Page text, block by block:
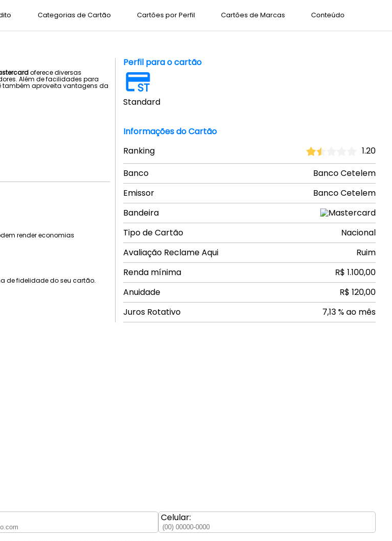
Categorias de Cartão Cartões por Perfil Cartões de Marcas Conteúdo
oferece diversas
Além de facilidades para
também aproveita vantagens da
render economias
de fidelidade do seu cartão.
Perfil para o cartão
ST
Standard
Informações do Cartão
Ranking
1.20
Banco
Banco Cetelem
Emissor
Banco Cetelem
Bandeira
Tipo de Cartão
Nacional
Avaliação Reclame Aqui
Ruim
Renda mínima
R$ 1.100,00
Anuidade
R$ 120,00
Juros Rotativo
7,13 % ao mês
Celular: